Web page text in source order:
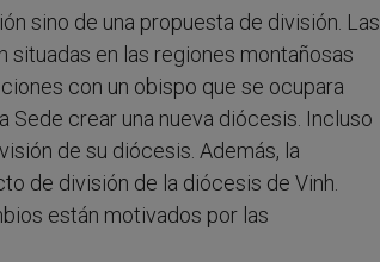
sino de una propuesta de división. Las
situadas en las regiones montañosas
con un obispo que se ocupara
Sede crear una nueva diócesis. Incluso
de su diócesis. Además, la
de división de la diócesis de Vinh.
están motivados por las